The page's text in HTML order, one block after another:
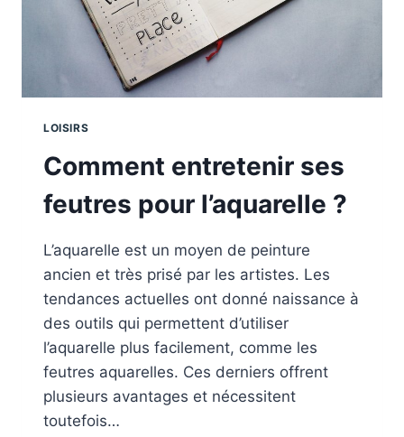
LOISIRS
Comment entretenir ses
feutres pour l’aquarelle ?
L’aquarelle est un moyen de peinture
ancien et très prisé par les artistes. Les
tendances actuelles ont donné naissance à
des outils qui permettent d’utiliser
l’aquarelle plus facilement, comme les
feutres aquarelles. Ces derniers offrent
plusieurs avantages et nécessitent
toutefois…